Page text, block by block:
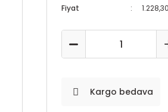
Fiyat
Kargo bedava